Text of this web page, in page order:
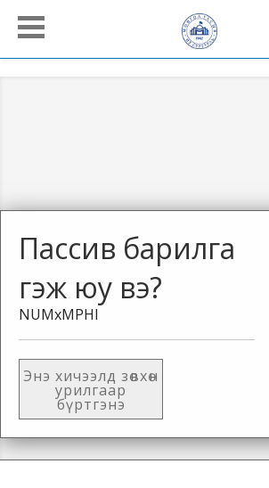
Пассив барилга
гэж юу вэ?
NUMxMPHI
Энэ хичээлд зөвхөн
урилгаар
бүртгэнэ